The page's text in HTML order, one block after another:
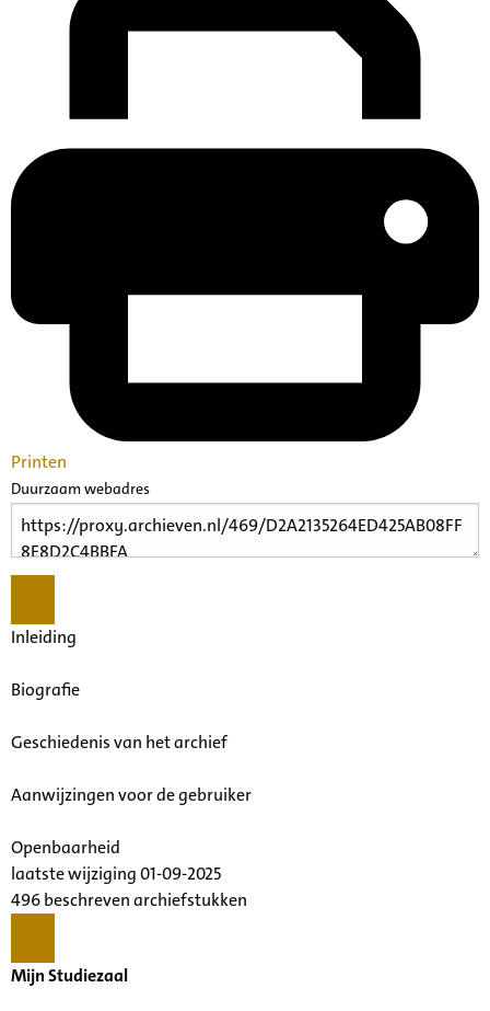
Printen
Duurzaam webadres
Inleiding
Biografie
Geschiedenis van het archief
Aanwijzingen voor de gebruiker
Openbaarheid
laatste wijziging 01-09-2025
496 beschreven archiefstukken
Mijn Studiezaal